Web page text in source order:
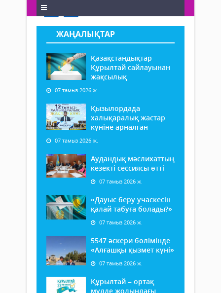
ЖАҢАЛЫҚТАР
Қазақстандықтар
Құрылтай сайлауынан
жақсылық
07 тамыз 2026 ж.
Қызылордада
халықаралық жастар
күніне арналған
07 тамыз 2026 ж.
Аудандық мәслихаттың
кезекті сессиясы өтті
07 тамыз 2026 ж.
«Дауыс беру учаскесін
қалай табуға болады?»
07 тамыз 2026 ж.
5547 әскери бөлімінде
«Алғашқы қызмет күні»
07 тамыз 2026 ж.
Құрылтай – ортақ
мүдде жолындағы